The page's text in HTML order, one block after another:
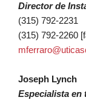
Director de
(315) 792-2231
(315) 792-2260
Joseph Lynch
Especialista en